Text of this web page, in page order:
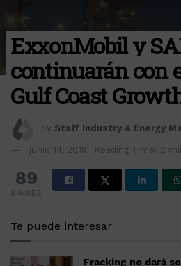
ExxonMobil y
continuarán con
Gulf Coast
by Staff Industry & Energy
junio 14, 2019 Reading Time: 2
89
SHARES
Te puede interesar
Fracking no dará